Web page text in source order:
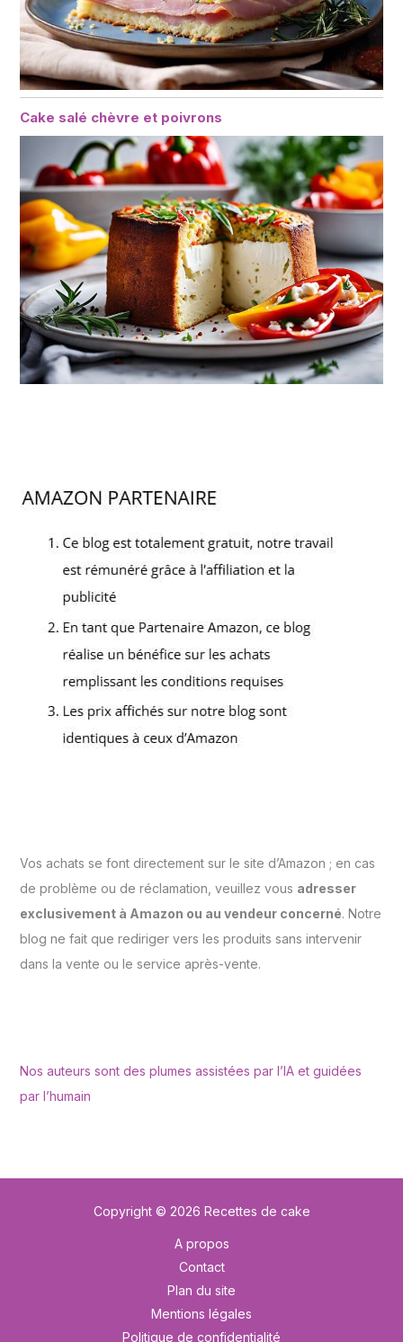
Cake salé chèvre et poivrons
Vos achats se font directement sur le site d’Amazon ; en cas
de problème ou de réclamation, veuillez vous adresser
exclusivement à Amazon ou au vendeur concerné. Notre
blog ne fait que rediriger vers les produits sans intervenir
dans la vente ou le service après-vente.
Nos auteurs sont des plumes assistées par l’IA et guidées
par l’humain
Copyright © 2026 Recettes de cake
A propos
Contact
Plan du site
Mentions légales
Politique de confidentialité